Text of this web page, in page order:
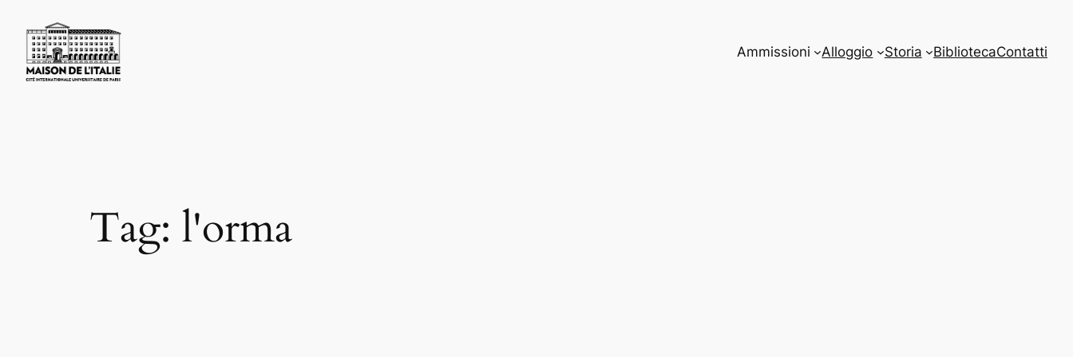
content
Ammissioni Alloggio Storia BibliotecaContatti
Tag: l'orma